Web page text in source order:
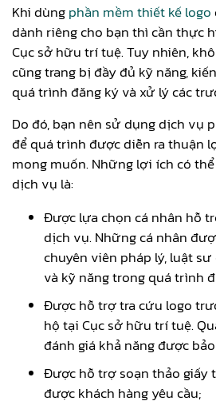
Khi dùngphần mềm thiết kế logo
dành riêng cho bạn thì cần thực
Cục sở hữu trí tuệ. Tuy nhiên,
cũng trang bị đầy đủ kỹ năng,
quá trình đăng ký và xử lý các
Do đó, bạn nên sử dụng dịch vụ
để quá trình được diễn ra thuận
mong muốn. Những lợi ích có
dịch vụ là:
Được lựa chọn cá nhân hỗ
dịch vụ. Những cá nhân
chuyên viên pháp lý, luật
và kỹ năng trong quá trình
Được hỗ trợ tra cứu logo
hộ tại Cục sở hữu trí tuệ.
đánh giá khả năng được
Được hỗ trợ soạn thảo giấy
được khách hàng yêu cầu;